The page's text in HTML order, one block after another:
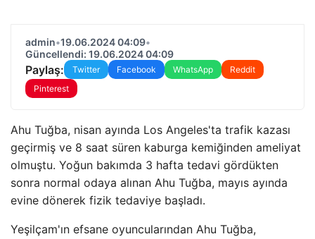
admin•19.06.2024 04:09•
Güncellendi: 19.06.2024 04:09
Paylaş: Twitter Facebook WhatsApp
Reddit
Pinterest
Ahu Tuğba, nisan ayında Los Angeles'ta trafik kazası
geçirmiş ve 8 saat süren kaburga kemiğinden ameliyat
olmuştu. Yoğun bakımda 3 hafta tedavi gördükten
sonra normal odaya alınan Ahu Tuğba, mayıs ayında
evine dönerek fizik tedaviye başladı.
Yeşilçam'ın efsane oyuncularından Ahu Tuğba,